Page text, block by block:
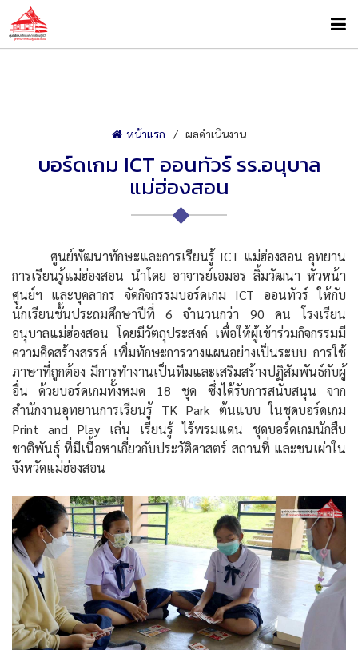
หน้าแรก ผลดำเนินงาน
บอร์ดเกม ICT ออนทัวร์ รร.อนุบาล
แม่ฮ่องสอน
ศูนย์พัฒนาทักษะและการเรียนรู้ ICT แม่ฮ่องสอน อุทยาน
การเรียนรู้แม่ฮ่องสอน นำโดย อาจารย์เอมอร ลิ้มวัฒนา หัวหน้า
ศูนย์ฯ และบุคลากร จัดกิจกรรมบอร์ดเกม ICT ออนทัวร์ ให้กับ
นักเรียนชั้นประถมศึกษาปีที่ 6 จำนวนกว่า 90 คน โรงเรียน
อนุบาลแม่ฮ่องสอน โดยมีวัตถุประสงค์ เพื่อให้ผู้เข้าร่วมกิจกรรมมี
ความคิดสร้างสรรค์ เพิ่มทักษะการวางแผนอย่างเป็นระบบ การใช้
ภาษาที่ถูกต้อง มีการทำงานเป็นทีมและเสริมสร้างปฏิสัมพันธ์กับผู้
อื่น ด้วยบอร์ดเกมทั้งหมด 18 ชุด ซึ่งได้รับการสนับสนุน จาก
สำนักงานอุทยานการเรียนรู้ TK Park ต้นแบบ ในชุดบอร์ดเกม
Print and Play เล่น เรียนรู้ ไร้พรมแดน ชุดบอร์ดเกมนักสืบ
ชาติพันธุ์ ที่มีเนื้อหาเกี่ยวกับประวัติศาสตร์ สถานที่ และชนเผ่าใน
จังหวัดแม่ฮ่องสอน